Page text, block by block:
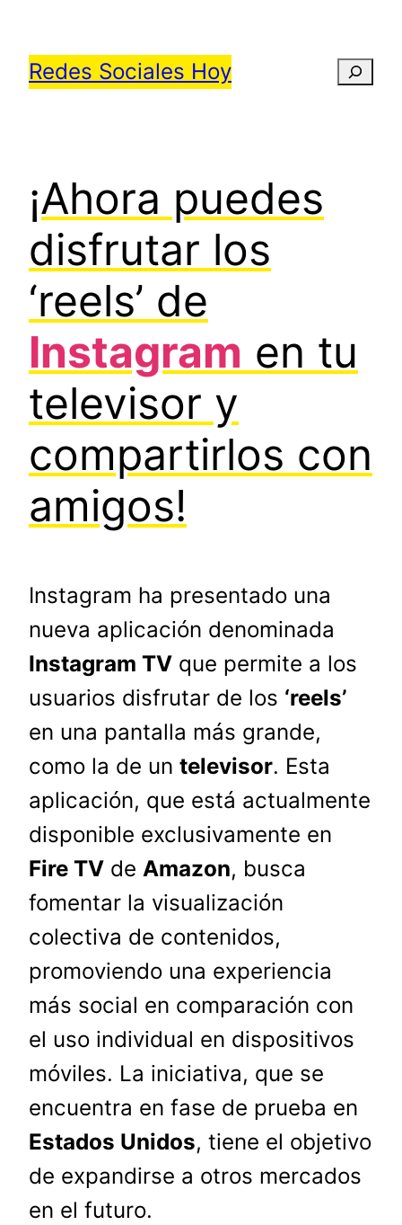
contenido
Redes Sociales Hoy
¡Ahora puedes
disfrutar los
‘reels’ de
Instagram en tu
televisor y
compartirlos con
amigos!
Instagram ha presentado una
nueva aplicación denominada
Instagram TV que permite a los
usuarios disfrutar de los ‘reels’
en una pantalla más grande,
como la de un televisor. Esta
aplicación, que está actualmente
disponible exclusivamente en
Fire TV de Amazon, busca
fomentar la visualización
colectiva de contenidos,
promoviendo una experiencia
más social en comparación con
el uso individual en dispositivos
móviles. La iniciativa, que se
encuentra en fase de prueba en
Estados Unidos, tiene el objetivo
de expandirse a otros mercados
en el futuro.